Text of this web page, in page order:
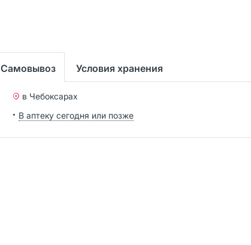
Самовывоз Условия хранения
в Чебоксарах
В аптеку сегодня или позже